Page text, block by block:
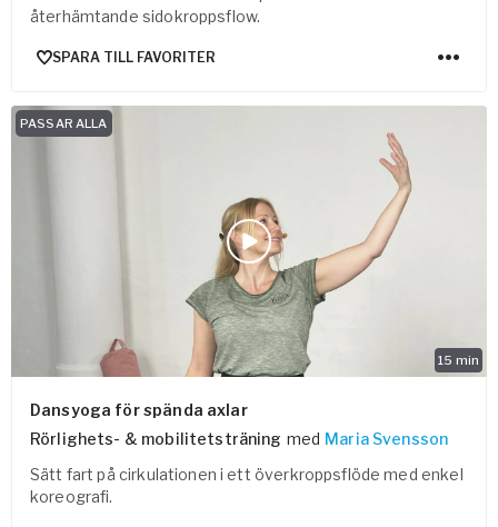
återhämtande sidokroppsflow.
SPARA TILL FAVORITER
15 min
PASSAR ALLA
Dansyoga för spända axlar
Rörlighets- & mobilitetsträning med Maria Svensson
Sätt fart på cirkulationen i ett överkroppsflöde med enkel
koreografi.